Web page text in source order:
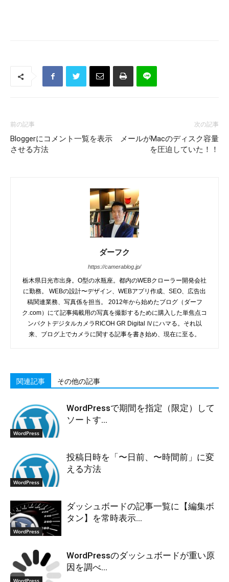
前の記事
Bloggerにコメント一覧を表示
させる方法
次の記事
メールがMacのディスク容量
を圧迫していた！！
ダーフク
https://camerablog.jp/
栃木県日光市出身。O型の水瓶座。都内のWEBクローラー開発会社
に勤務。 WEBの設計〜デザイン、WEBアプリ作成、SEO、広告出
稿関連業務、写真係を担当。 2012年から始めたブログ（ダーフ
ク.com）にて記事掲載用の写真を撮影するために購入した単焦点コ
ンパクトデジタルカメラRICOH GR Digital Ⅳにハマる。それ以
来、ブログ上でカメラに関する記事を書き始め、現在に至る。
関連記事 その他の記事
WordPress
WordPressで期間を指定（限定）して
ソートす...
WordPress
投稿日時を「〜日前、〜時間前」に変
える方法
WordPress
ダッシュボードの記事一覧に【編集ボ
タン】を常時表示...
WordPressのダッシュボードが重い原
因を調べ...